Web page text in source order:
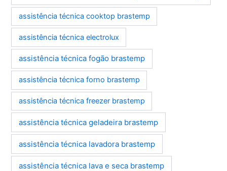
assistência técnica cooktop brastemp
assistência técnica electrolux
assistência técnica fogão brastemp
assistência técnica forno brastemp
assistência técnica freezer brastemp
assistência técnica geladeira brastemp
assistência técnica lavadora brastemp
assistência técnica lava e seca brastemp